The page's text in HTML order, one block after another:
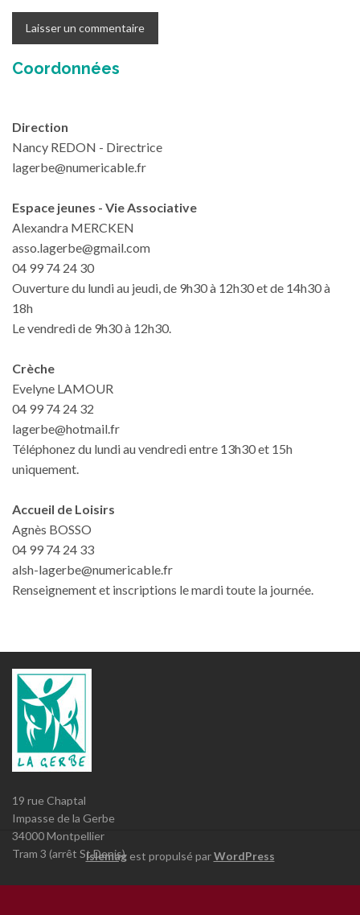
Coordonnées
Direction
Nancy REDON - Directrice
lagerbe@numericable.fr
Espace jeunes - Vie Associative
Alexandra MERCKEN
asso.lagerbe@gmail.com
04 99 74 24 30
Ouverture du lundi au jeudi, de 9h30 à 12h30 et de 14h30 à
18h
Le vendredi de 9h30 à 12h30.
Crèche
Evelyne LAMOUR
04 99 74 24 32
lagerbe@hotmail.fr
Téléphonez du lundi au vendredi entre 13h30 et 15h
uniquement.
Accueil de Loisirs
Agnès BOSSO
04 99 74 24 33
alsh-lagerbe@numericable.fr
Renseignement et inscriptions le mardi toute la journée.
19 rue Chaptal
Impasse de la Gerbe
34000 Montpellier
Tram 3 (arrêt St Denis)
Islemagest propulsé parWordPress